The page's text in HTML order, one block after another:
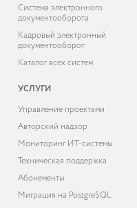
Система электронного
документооборота
Кадровый электронный
документооборот
Каталог всех систем
УСЛУГИ
Управление проектами
Авторский надзор
Мониторинг ИТ-системы
Техническая поддержка
Абонементы
Миграция на PostgreSQL